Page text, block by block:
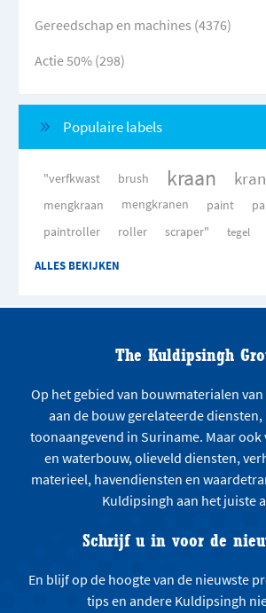
Gereedschap en machines (4376)
Actie 50% (298)
Populaire labels
"verfkwast brush kraan
mengkraan
mengkranen paint
paintroller
roller scraper" tegel
ALLES BEKIJKEN
The Kuldipsingh
Op het gebied van bouwmaterialen
aan de bouw gerelateerde
toonaangevend in Suriname. Maar
en waterbouw, olieveld diensten,
materieel, havendiensten en
Kuldipsingh aan het juiste
Schrijf u in voor de
En blijf op de hoogte van de nieuwste
tips en andere Kuldipsingh